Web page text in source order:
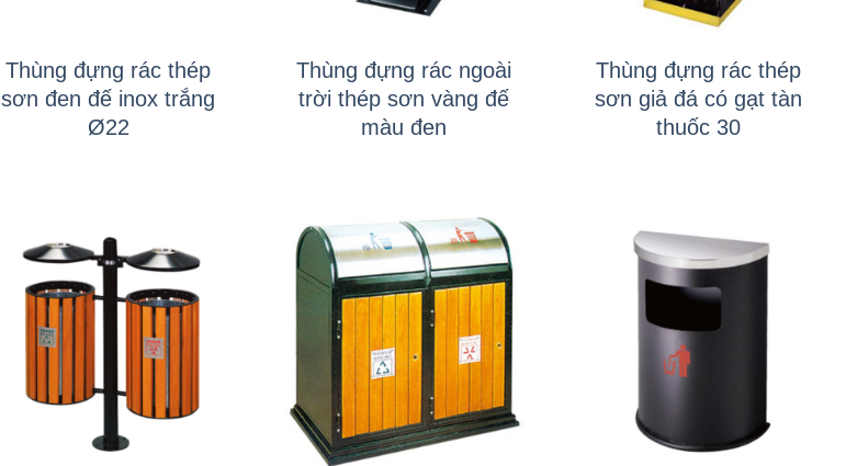
Thùng đựng rác thép
sơn đen đế inox trắng
Ø22
Thùng đựng rác ngoài
trời thép sơn vàng đế
màu đen
Thùng đựng rác thép
sơn giả đá có gạt tàn
thuốc 30